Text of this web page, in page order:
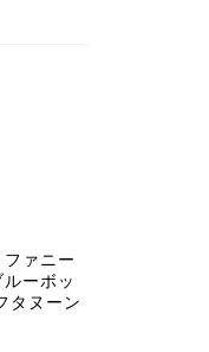
ファニー
ーボッ
タヌーン